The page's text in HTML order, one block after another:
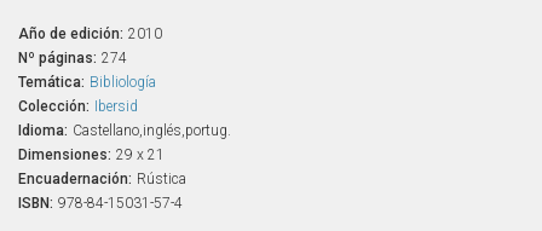
Año de edición: 2010
Nº páginas: 274
Temática: Bibliología
Colección:
Ibersid
Idioma: Castellano,inglés,portug.
Dimensiones: 29 x 21
Encuadernación: Rústica
ISBN: 978-84-15031-57-4